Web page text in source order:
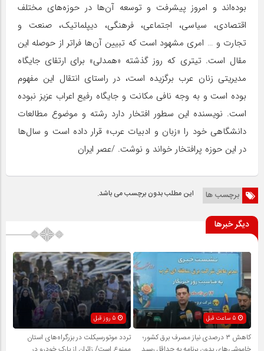
بوده‌اند و امروز پیشرفت و توسعه آن‌ها در حوزه‌های مختلف
اقتصادی، سیاسی، اجتماعی، فرهنگی، دیپلماتیک، صنعت و
تجارت و … امری مشهود است که تبیین آن‌ها فراتر از حوصله این
مقال است. تیتری که روز گذشته «همدلی» برای ارتقای جایگاه
مدیریتی زنان عرب برگزیده است، در راستای انتقال این مفهوم
بوده است و به وجه نافی مکانت و جایگاه رفیع اعراب عزیز نبوده
است. نویسنده این سطور افتخار دارد رشته و موضوع مطالعات
دانشگاهی خود را «زبان و ادبیات عرب» قرار داده است و سال‌ها
در این حوزه پرافتخار خواند و نوشت. /عصر ایران
برچسب ها این مطلب بدون برچسب می باشد.
دیگر خبرها
کاهش ۳ درصدی نیاز مصرف برق کشور؛
تردد موتورسیکلت در بزرگراه‌های استان